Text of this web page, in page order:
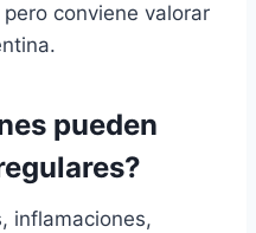
conviene valorar
pueden
inflamaciones,